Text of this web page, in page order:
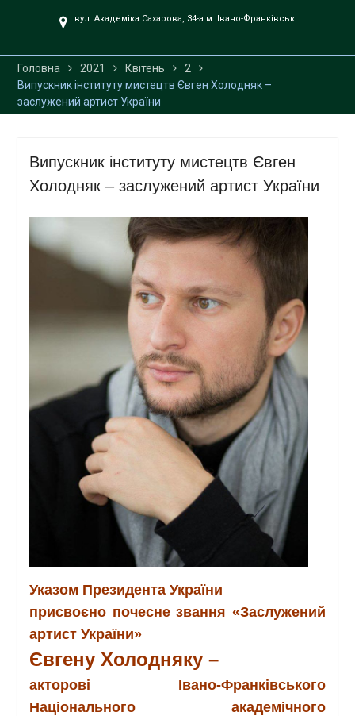
вул. Академіка Сахарова, 34-а м. Івано-Франківськ
Головна 2021 Квітень
2
Випускник інституту мистецтв Євген Холодняк –
заслужений артист України
Випускник інституту мистецтв Євген
Холодняк – заслужений артист України
Указом Президента України
присвоєно почесне звання «Заслужений
артист України»
Євгену Холодняку –
акторові Івано-Франківського
Національного академічного